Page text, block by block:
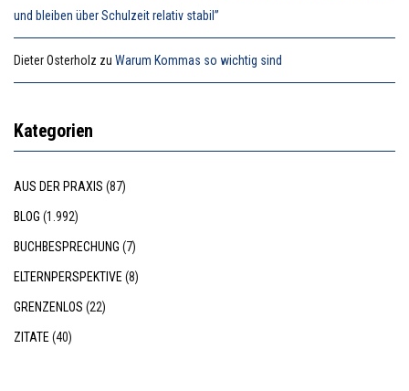
und bleiben über Schulzeit relativ stabil”
Dieter Osterholz zu Warum Kommas so wichtig sind
Kategorien
AUS DER PRAXIS (87)
BLOG (1.992)
BUCHBESPRECHUNG (7)
ELTERNPERSPEKTIVE (8)
GRENZENLOS (22)
ZITATE (40)